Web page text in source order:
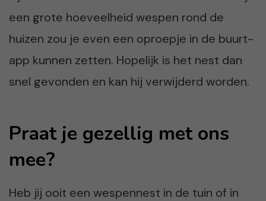
een grote hoeveelheid wespen rond de
huizen zou je even een oproepje in de buurt-
app kunnen zetten. Hopelijk is het nest dan
snel gevonden en kan hij verwijderd worden.
Praat je gezellig met ons
mee?
Heb jij ooit een wespennest in de tuin of in